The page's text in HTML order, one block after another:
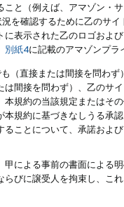
と（例えば、アマゾン・
を確認するために乙のサ
表示された乙のロゴおよ
別紙4に記載のアマゾンプ
（直接または間接を問わ
間接を問わず）、乙のサ
規約の当該規定またはそ
規約に基づきなしうる承
ことについて、承諾およ
による事前の書面による
びに譲受人を拘束し、こ